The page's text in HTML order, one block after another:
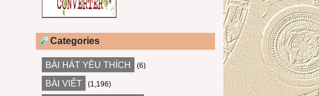
Categories
BÀI HÁT YÊU THÍCH (6)
BÀI VIẾT (1,196)